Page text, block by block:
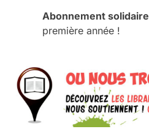
Abonnement solidaire
première année !